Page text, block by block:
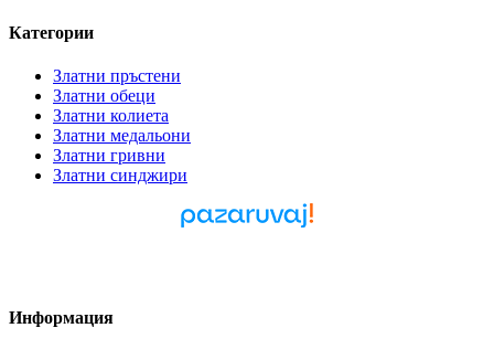
Категории
Златни пръстени
Златни обеци
Златни колиета
Златни медальони
Златни гривни
Златни синджири
Информация